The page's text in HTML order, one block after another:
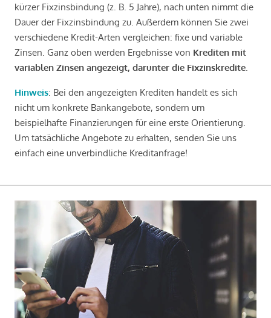
kürzer Fixzinsbindung (z. B. 5 Jahre), nach unten nimmt die
Dauer der Fixzinsbindung zu. Außerdem können Sie zwei
verschiedene Kredit-Arten vergleichen: fixe und variable
Zinsen. Ganz oben werden Ergebnisse von Krediten mit
variablen Zinsen angezeigt, darunter die Fixzinskredite
Hinweis: Bei den angezeigten Krediten handelt es sich
nicht um konkrete Bankangebote, sondern um
beispielhafte Finanzierungen für eine erste Orientierung.
Um tatsächliche Angebote zu erhalten, senden Sie uns
einfach eine unverbindliche Kreditanfrage!